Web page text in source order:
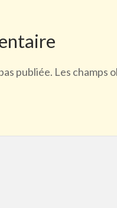
publiée. Les champs